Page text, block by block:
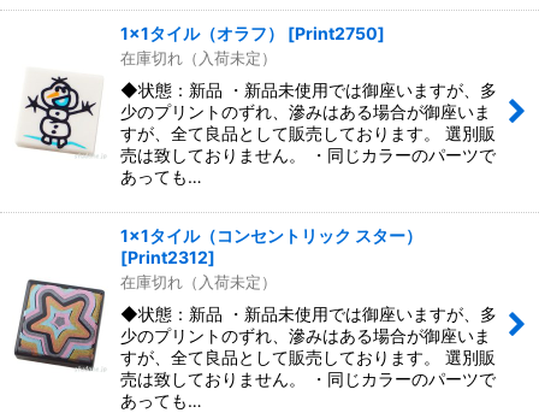
1x1タイル（オラフ） [Print2750]
在庫切れ（入荷未定）
◆状態：新品 ・新品未使用では御座いますが、多
少のプリントのずれ、滲みはある場合が御座いま
すが、全て良品として販売しております。 選別販
売は致しておりません。 ・同じカラーのパーツで
あっても…
1x1タイル（コンセントリック スター）
[Print2312]
在庫切れ（入荷未定）
◆状態：新品 ・新品未使用では御座いますが、多
少のプリントのずれ、滲みはある場合が御座いま
すが、全て良品として販売しております。 選別販
売は致しておりません。 ・同じカラーのパーツで
あっても…